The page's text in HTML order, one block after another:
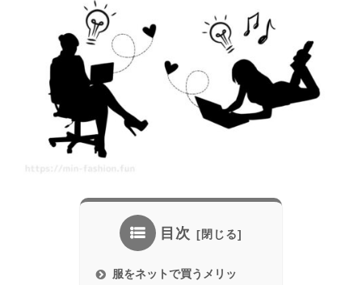
目次
服をネットで買うメリッ